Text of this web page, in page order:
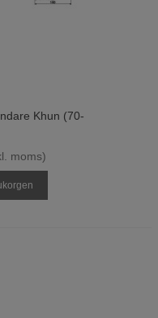
Khun (70-
moms)